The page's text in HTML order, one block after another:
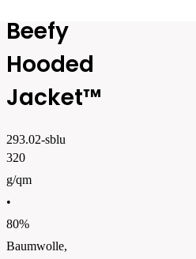
Beefy
Hooded
Jacket™
293.02-sblu
320
g/qm
•
80%
Baumwolle,